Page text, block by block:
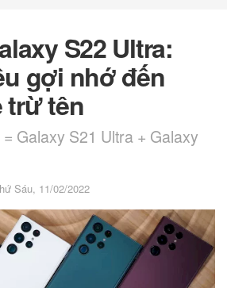
S22 Ultra:
gợi nhớ đến
trừ tên
Galaxy S21 Ultra + Galaxy
Sáu, 11/02/2022